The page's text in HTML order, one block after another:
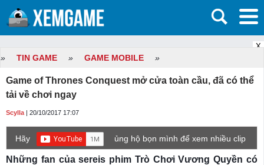
X
» TIN GAME » GAME MOBILE »
Game of Thrones Conquest mở cửa toàn cầu, đã có thể
tải về chơi ngay
Scylla | 20/10/2017 17:07
Hãy
ủng hộ bọn mình để xem nhiều clip
game mới hơn nhé!
Những fan của sereis phim Trò Chơi Vương Quyền có